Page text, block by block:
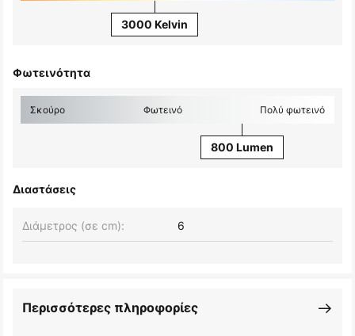
3000 Kelvin
Φωτεινότητα
Σκούρο Φωτεινό Πολύ φωτεινό
800 Lumen
Διαστάσεις
Διάμετρος (σε cm): 6
Περισσότερες πληροφορίες